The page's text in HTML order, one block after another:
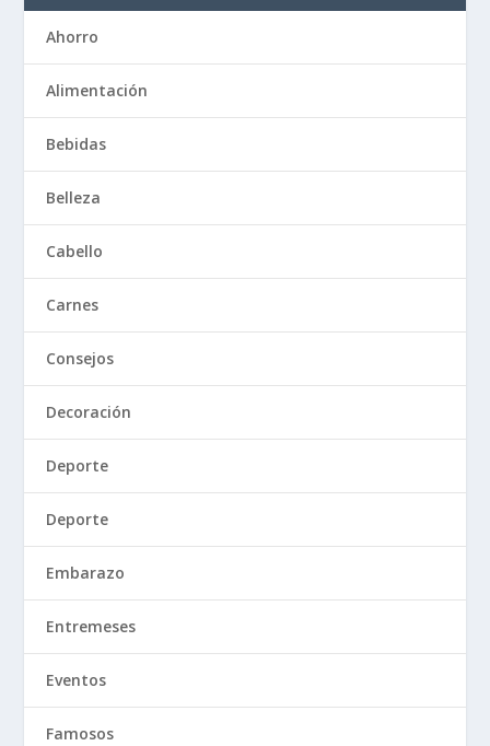
Ahorro
Alimentación
Bebidas
Belleza
Cabello
Carnes
Consejos
Decoración
Deporte
Deporte
Embarazo
Entremeses
Eventos
Famosos